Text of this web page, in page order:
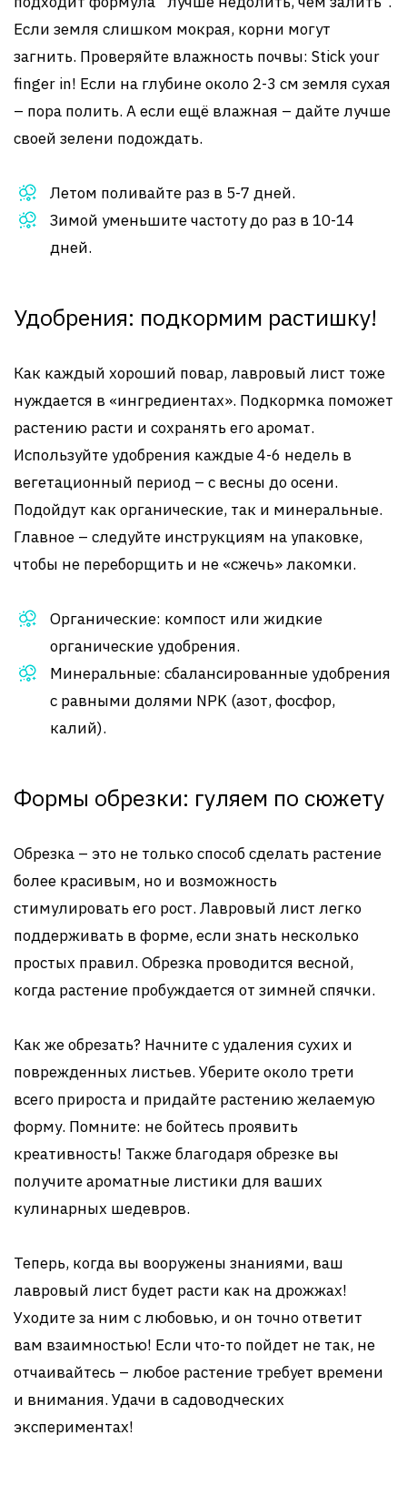
Если земля слишком мокрая, корни могут
загнить. Проверяйте влажность почвы: Stick your
finger in! Если на глубине около 2-3 см земля сухая
– пора полить. А если ещё влажная – дайте лучше
своей зелени подождать.
Летом поливайте раз в 5-7 дней.
Зимой уменьшите частоту до раз в 10-14
дней.
Удобрения: подкормим растишку!
Как каждый хороший повар, лавровый лист тоже
нуждается в «ингредиентах». Подкормка поможет
растению расти и сохранять его аромат.
Используйте удобрения каждые 4-6 недель в
вегетационный период – с весны до осени.
Подойдут как органические, так и минеральные.
Главное – следуйте инструкциям на упаковке,
чтобы не переборщить и не «сжечь» лакомки.
Органические: компост или жидкие
органические удобрения.
Минеральные: сбалансированные удобрения
с равными долями NPK (азот, фосфор,
калий).
Формы обрезки: гуляем по сюжету
Обрезка – это не только способ сделать растение
более красивым, но и возможность
стимулировать его рост. Лавровый лист легко
поддерживать в форме, если знать несколько
простых правил. Обрезка проводится весной,
когда растение пробуждается от зимней спячки.
Как же обрезать? Начните с удаления сухих и
поврежденных листьев. Уберите около трети
всего прироста и придайте растению желаемую
форму. Помните: не бойтесь проявить
креативность! Также благодаря обрезке вы
получите ароматные листики для ваших
кулинарных шедевров.
Теперь, когда вы вооружены знаниями, ваш
лавровый лист будет расти как на дрожжах!
Уходите за ним с любовью, и он точно ответит
вам взаимностью! Если что-то пойдет не так, не
отчаивайтесь – любое растение требует времени
и внимания. Удачи в садоводческих
экспериментах!